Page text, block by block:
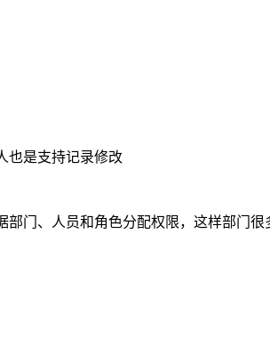
也是支持记录修改
门、人员和角色分配权限，这样部门